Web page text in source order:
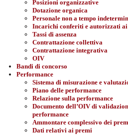
Posizioni organizzative
Dotazione organica
Personale non a tempo
Incarichi conferiti e autorizzati ai
Tassi di assenza
Contrattazione collettiva
Contrattazione integrativa
OIV
Bandi di concorso
Performance
Sistema di misurazione e
Piano delle performance
Relazione sulla performance
Documento dell’OIV di
performance
Ammontare complessivo dei
Dati relativi ai premi